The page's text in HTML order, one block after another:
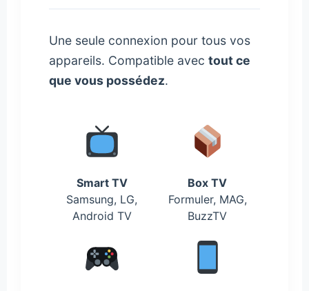
Une seule connexion pour tous vos
appareils. Compatible avec tout ce
que vous possédez.
Smart TV
Samsung, LG,
Android TV
Box TV
Formuler, MAG,
BuzzTV